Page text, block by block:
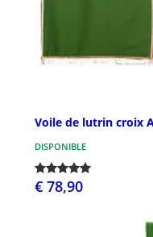
Voile de lutrin croix
DISPONIBLE
€ 78,90